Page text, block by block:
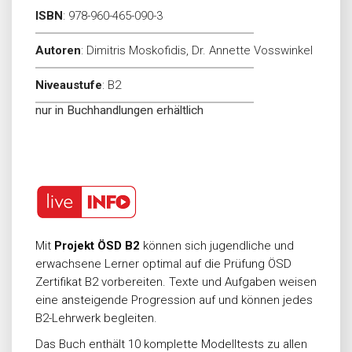
ISBN: 978-960-465-090-3
Autoren: Dimitris Moskofidis, Dr. Annette Vosswinkel
Niveaustufe: B2
nur in Buchhandlungen erhältlich
Mit Projekt ÖSD B2 können sich jugendliche und
erwachsene Lerner optimal auf die Prüfung ÖSD
Zertifikat B2 vorbereiten. Texte und Aufgaben weisen
eine ansteigende Progression auf und können jedes
B2-Lehrwerk begleiten.
Das Buch enthält 10 komplette Modelltests zu allen